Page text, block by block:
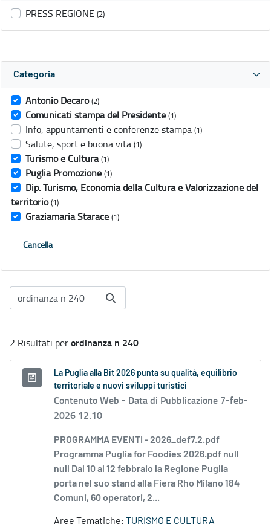
PRESS REGIONE (2)
Categoria
Antonio Decaro (2)
Comunicati stampa del Presidente (1)
Info, appuntamenti e conferenze stampa (1)
Salute, sport e buona vita (1)
Turismo e Cultura (1)
Puglia Promozione (1)
Dip. Turismo, Economia della Cultura e Valorizzazione del
territorio (1)
Graziamaria Starace (1)
Cancella
2 Risultati perordinanza n 240
La Puglia alla Bit 2026 punta su qualità, equilibrio
territoriale e nuovi sviluppi turistici
Contenuto Web - Data di Pubblicazione 7-feb-
2026 12.10
PROGRAMMA EVENTI - 2026_def7.2.pdf
Programma Puglia for Foodies 2026.pdf null
null Dal 10 al 12 febbraio la Regione Puglia
porta nel suo stand alla Fiera Rho Milano 184
Comuni, 60 operatori, 2...
Aree Tematiche: TURISMO E CULTURA